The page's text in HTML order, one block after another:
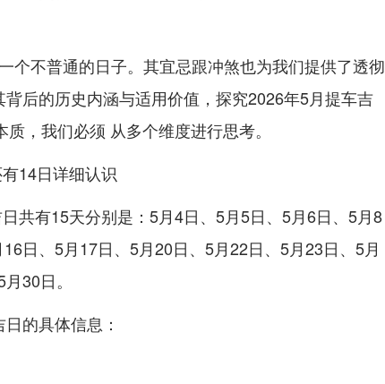
个不普通的日子。其宜忌跟冲煞也为我们提供了透彻
后的历史内涵与适用价值，探究2026年5月提车吉
，我们必须 从多个维度进行思考。
14日详细认识
共有15天分别是：5月4日、5月5日、5月6日、5月8
日、5月17日、5月20日、5月22日、5月23日、5月
30日。
的具体信息：